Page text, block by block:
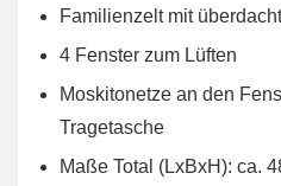
Familienzelt mit
4 Fenster zum Lüften
Moskitonetze an den
Tragetasche
Maße Total (LxBxH): ca.